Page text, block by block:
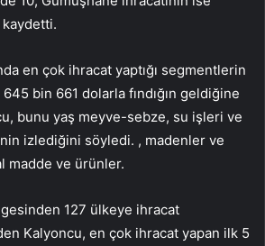
kaydetti.
en çok ihracat yaptığı segmentlerin
bin 661 dolarla fındığın geldiğine
bunu yaş meyve-sebze, su işleri ve
izlediğini söyledi. , madenler ve
madde ve ürünler.
127 ülkeye ihracat
Kalyoncu, en çok ihracat yapan ilk 5